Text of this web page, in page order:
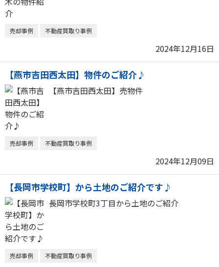
売却事例 不動産買取り事例
2024年12月16日
【燕市吉田西太田】物件のご紹介♪
【燕市吉田西太田】売物件
売却事例 不動産買取り事例
2024年12月09日
【長岡市学校町】から土地のご紹介です♪
長岡市学校町3丁目から土地のご紹介
売却事例 不動産買取り事例